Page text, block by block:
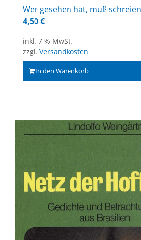
Wer ge­se­hen hat, muß schrei­en
4,50€
inkl. 7 % MwSt.
zzgl. Versandkosten
In den Warenkorb